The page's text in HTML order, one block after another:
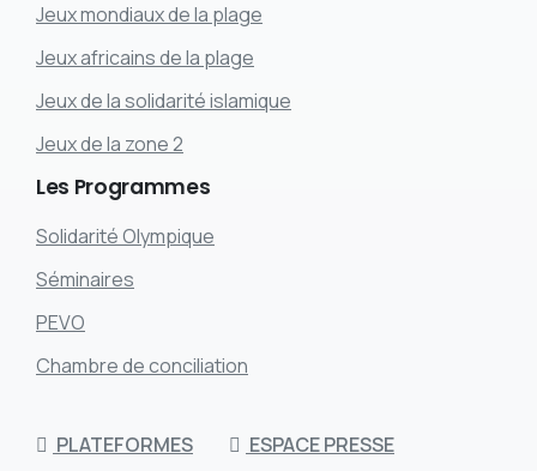
Jeux mondiaux de la plage
Jeux africains de la plage
Jeux de la solidarité islamique
Jeux de la zone 2
Les Programmes
Solidarité Olympique
Séminaires
PEVO
Chambre de conciliation
PLATEFORMES ESPACE PRESSE